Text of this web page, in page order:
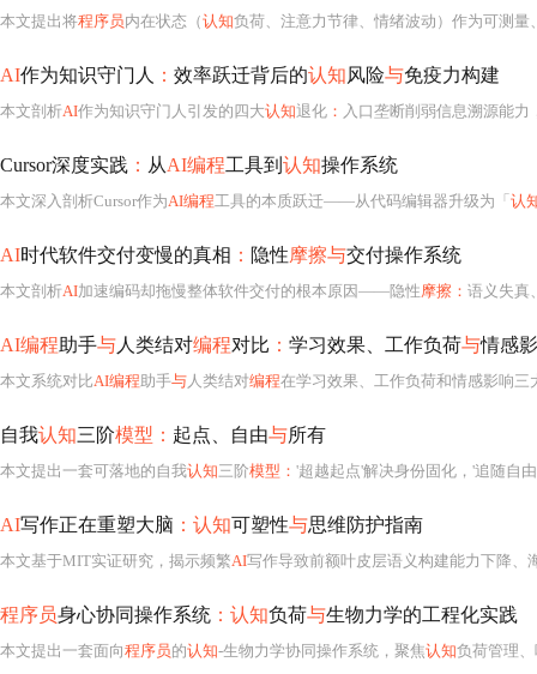
本文提出将程序员内在状态（认知负荷、注意力节律、情绪波动）作为可测量、可干预的工
AI作为知识守门人 ： 效率跃迁背后的认知风险与免疫力构建
本文剖析AI作为知识守门人引发的四大认知退化 ： 入口垄断削弱信息溯源能力，解码外包弱化逻辑推演能力，应用代劳
Cursor深度实践 ： 从AI编程工具到 认知操作系统
本文深入剖析Cursor作为AI编程工具的本质跃迁——从代码编辑器升级为「 认
AI时代软件交付变慢的真相 ： 隐性摩擦与交付操作系统
本文剖析AI加速编码却拖慢整体软件交付的根本原因——隐性摩擦： 语义失真
AI编程助手与人类结对编程对比 ： 学习效果、工作负荷与情感
本文系统对比AI编程助手与人类结对编程在学习效果、工作负荷和情感影响三
自我认知三阶模型： 起点、自由与所有
本文提出一套可落地的自我认知三阶模型： '超越起点'解决身份固化，'追随自
AI写作正在重塑大脑 ：认知可塑性与思维防护指南
本文基于MIT实证研究，揭示频繁AI写作导致前额叶皮层语义构建能力下降、海马体激活
程序员身心协同操作系统 ：认知负荷与生物力学的工程化实践
本文提出一套面向程序员的认知-生物力学协同操作系统，聚焦认知负荷管理